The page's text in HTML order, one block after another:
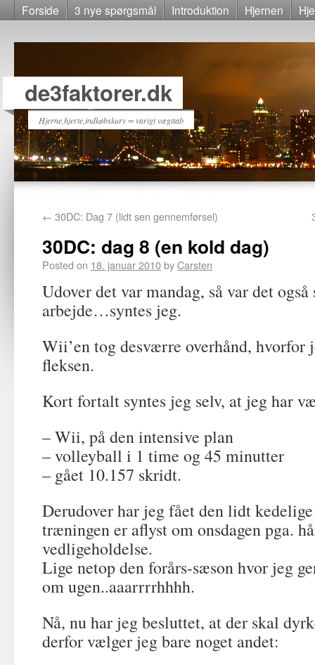
Forside 3 nye spørgsmål Introduktion Hjernen
de3faktorer.dk
Hjerne,hjerte,indkøbskurv = varigt vægttab
← 30DC: Dag 7 (lidt sen gennemførsel)
30DC: dag 8 (en kold dag)
Posted on 18. januar 2010byCarsten
Udover det var mandag, så var det
arbejde…syntes jeg.
Wii’en tog desværre overhånd, hvorfor
fleksen.
Kort fortalt syntes jeg selv, at jeg har
– Wii, på den intensive plan
– volleyball i 1 time og 45 minutter
– gået 10.157 skridt.
Derudover har jeg fået den lidt
træningen er aflyst om onsdagen pga.
vedligeholdelse.
Lige netop den forårs-sæson hvor jeg
om ugen..aaarrrrhhhh.
Nå, nu har jeg besluttet, at der skal
derfor vælger jeg bare noget andet: